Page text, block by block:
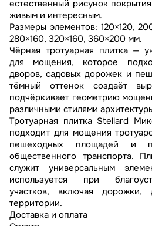
естественный рисунок
живым и интересным.
Размеры элементов: 120×120,
280×160, 320×160, 360×200 мм.
Чёрная тротуарная плитка —
для мощения, которое
дворов, садовых дорожек и
тёмный оттенок создаёт
подчёркивает геометрию
различными стилями
Тротуарная плитка Stellard
подходит для мощения
пешеходных площадей и
общественного транспорта.
служит универсальным
используется при
участков, включая
территории.
Доставка и оплата